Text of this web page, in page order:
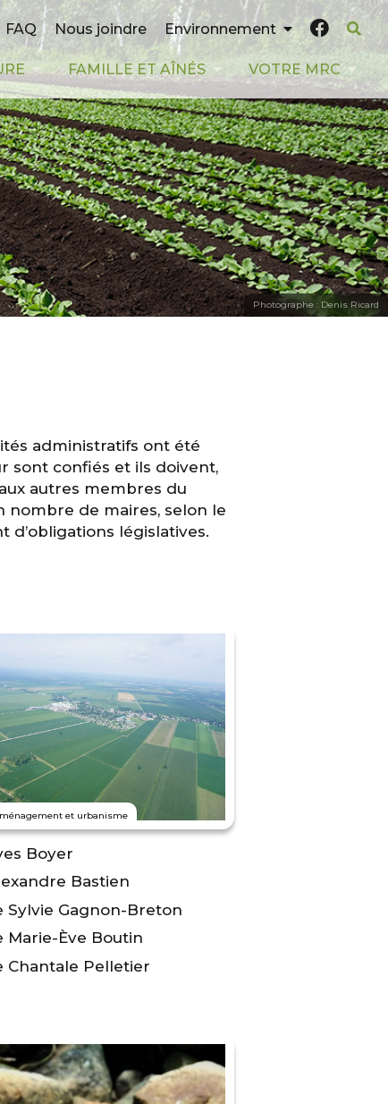
FAQ Nous joindre Environnement
FAMILLE ET AÎNÉS VOTRE MRC
Photographe : Denis Ricard
administratifs ont été
sont confiés et ils doivent,
autres membres du
nombre de maires, selon le
d’obligations législatives.
et urbanisme
Boyer
Bastien
Sylvie Gagnon-Breton
Marie-Ève Boutin
Chantale Pelletier